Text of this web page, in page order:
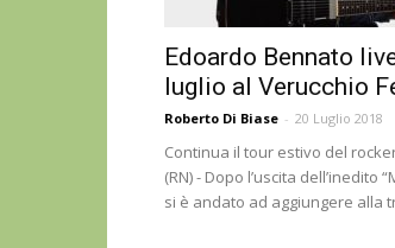
Edoardo Bennato
luglio al Verucchio
Roberto Di Biase - 20 Luglio 2018
Continua il tour estivo del
(RN) - Dopo l’uscita dell’inedito
si è andato ad aggiungere alla